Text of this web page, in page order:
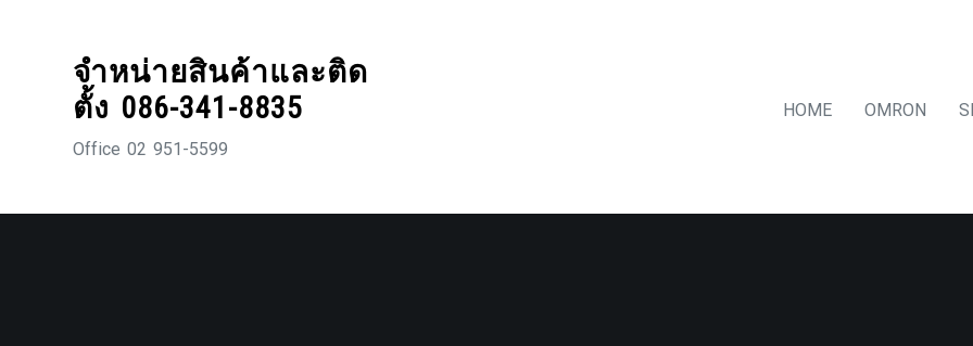
จำหน่ายสินค้าและติด
ตั้ง 086-341-8835
Office 02 951-5599
HOME OMRON